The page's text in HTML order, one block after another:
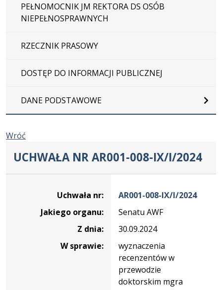
PEŁNOMOCNIK JM REKTORA DS OSÓB
NIEPEŁNOSPRAWNYCH
RZECZNIK PRASOWY
DOSTĘP DO INFORMACJI PUBLICZNEJ
DANE PODSTAWOWE
Wróć
UCHWAŁA NR AR001-008-IX/I/2024
Uchwała nr:
AR001-008-IX/I/2024
Jakiego organu:
Senatu AWF
Z dnia:
30.09.2024
W sprawie:
wyznaczenia
recenzentów w
przewodzie
doktorskim mgra